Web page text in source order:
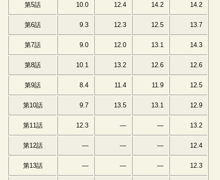
第5話 10.0 12.4 14.2 14.2
第6話 9.3 12.3 12.5 13.7
第7話 9.0 12.0 13.1 14.3
第8話 10.1 13.2 12.6 12.6
第9話 8.4 11.4 11.9 12.5
第10話 9.7 13.5 13.1 12.9
第11話 12.3 ― ― 13.2
第12話 ― ― ― 12.4
第13話 ― ― ― 12.3